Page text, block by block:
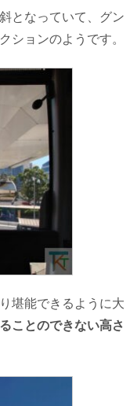
となっていて、グン
ションのようです。
堪能できるように大
ことのできない高さ